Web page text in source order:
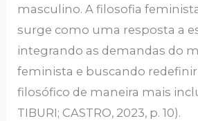
masculino. A filosofia
surge como uma resposta a
integrando as demandas do
feminista e buscando
filosófico de maneira mais
TIBURI; CASTRO, 2023, p. 10).